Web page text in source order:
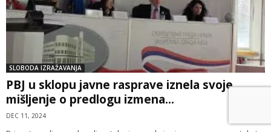
SLOBODA IZRAŽAVANJA
PBJ u sklopu javne rasprave iznela svoje
mišljenje o predlogu izmena...
DEC 11, 2024